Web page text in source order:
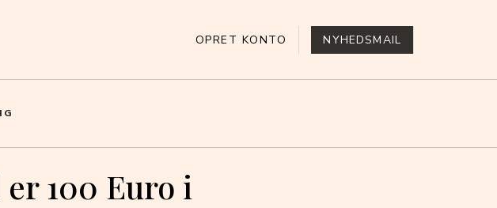
OPRET KONTO NYHEDSMAIL
100 Euro i